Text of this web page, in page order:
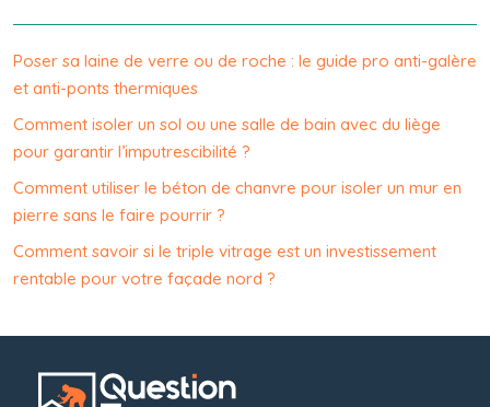
Poser sa laine de verre ou de roche : le guide pro anti-galère
et anti-ponts thermiques
Comment isoler un sol ou une salle de bain avec du liège
pour garantir l’imputrescibilité ?
Comment utiliser le béton de chanvre pour isoler un mur en
pierre sans le faire pourrir ?
Comment savoir si le triple vitrage est un investissement
rentable pour votre façade nord ?